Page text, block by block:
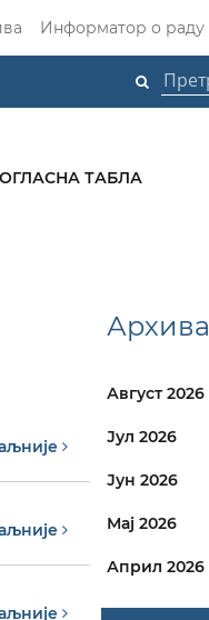
Информатор о раду
ОГЛАСНА ТАБЛА
Архива
Август 2026
Јул 2026
Јун 2026
Мај 2026
Април 2026